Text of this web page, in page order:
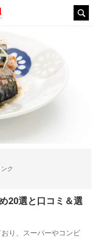
ク
20選と口コミ＆選
り、スーパーやコンビ